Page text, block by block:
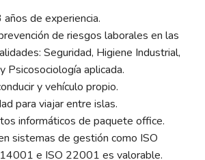
de experiencia.
de riesgos laborales en las
Seguridad, Higiene Industrial,
Psicosociología aplicada.
y vehículo propio.
para viajar entre islas.
informáticos de paquete office.
sistemas de gestión como ISO
e ISO 22001 es valorable.